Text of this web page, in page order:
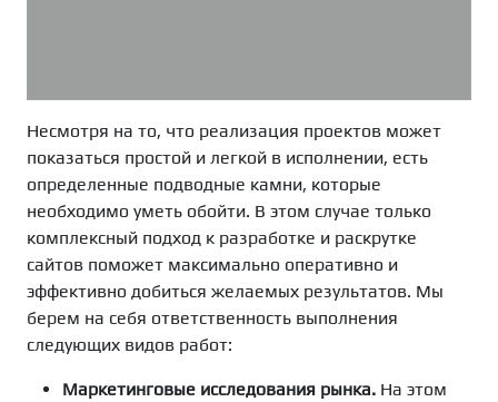
Несмотря на то, что реализация проектов может
показаться простой и легкой в исполнении, есть
определенные подводные камни, которые
необходимо уметь обойти. В этом случае только
комплексный подход к разработке и раскрутке
сайтов поможет максимально оперативно и
эффективно добиться желаемых результатов. Мы
берем на себя ответственность выполнения
следующих видов работ:
Маркетинговые исследования рынка. На этом